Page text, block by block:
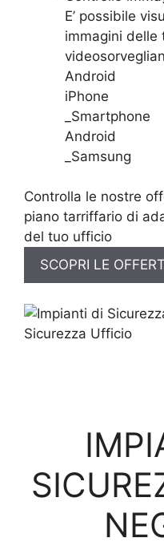
E’ possibile
immagini delle
Android
iPhone
_Smartphone
Android
_Samsung
Controlla le nostre
piano tarriffario di
del tuo ufficio
SCOPRI LE
Sicurezza Ufficio